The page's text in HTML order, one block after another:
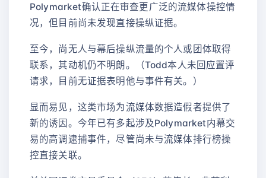
Polymarket确认正在审查更广泛的流媒体操控情
况，但目前尚未发现直接操纵证据。
至今，尚无人与幕后操纵流量的个人或团体取得
联系，其动机仍不明朗。（Todd本人未回应置评
请求，目前无证据表明他与事件有关。）
显而易见，这类市场为流媒体数据造假者提供了
新的诱因。今年已有多起涉及Polymarket内幕交
易的高调逮捕事件，尽管尚未与流媒体排行榜操
控直接关联。